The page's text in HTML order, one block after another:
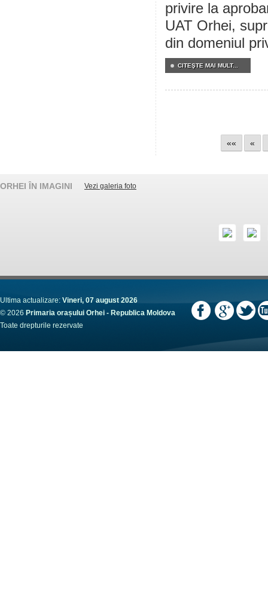
privire la
UAT Orhei,
din domeniul
CITEŞTE MAI MULT...
«« «
ORHEI ÎN IMAGINI Vezi galeria foto
Ultima actualizare: Vineri, 07 august 2026
© 2026 Primaria orașului Orhei - Republica Moldova
Toate drepturile rezervate